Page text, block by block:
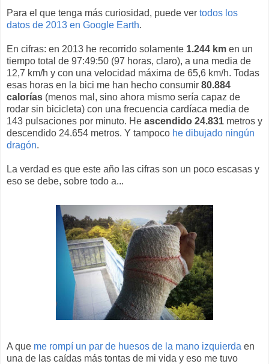
Para el que tenga más curiosidad, puede ver todos los
datos de 2013 en Google Earth.
En cifras: en 2013 he recorrido solamente 1.244 km en un
tiempo total de 97:49:50 (97 horas, claro), a una media de
12,7 km/h y con una velocidad máxima de 65,6 km/h. Todas
esas horas en la bici me han hecho consumir 80.884
calorías (menos mal, sino ahora mismo sería capaz de
rodar sin bicicleta) con una frecuencia cardíaca media de
143 pulsaciones por minuto. He ascendido 24.831 metros y
descendido 24.654 metros. Y tampoco he dibujado ningún
dragón.
La verdad es que este año las cifras son un poco escasas y
eso se debe, sobre todo a...
A que me rompí un par de huesos de la mano izquierda en
una de las caídas más tontas de mi vida y eso me tuvo